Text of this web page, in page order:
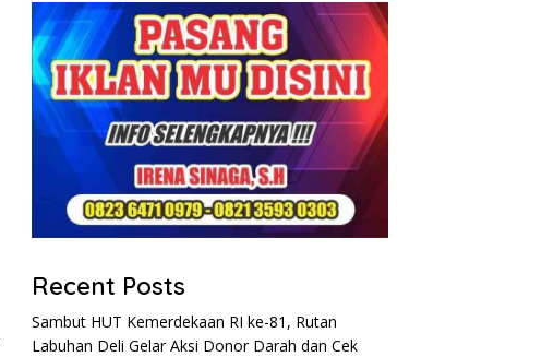
Recent Posts
Sambut HUT Kemerdekaan RI ke-81, Rutan
Labuhan Deli Gelar Aksi Donor Darah dan Cek